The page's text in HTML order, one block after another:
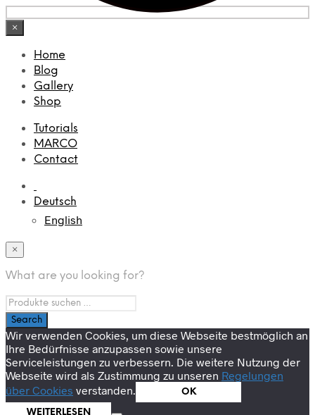
×
Home
Blog
Gallery
Shop
Tutorials
MARCO
Contact
Deutsch
English
×
What are you looking for?
Wir verwenden Cookies, um diese Webseite bestmöglich an
Ihre Bedürfnisse anzupassen sowie unsere
Serviceleistungen zu verbessern. Die weitere Nutzung der
Webseite wird als Zustimmung zu unseren Regelungen
über Cookies verstanden. OK
WEITERLESEN